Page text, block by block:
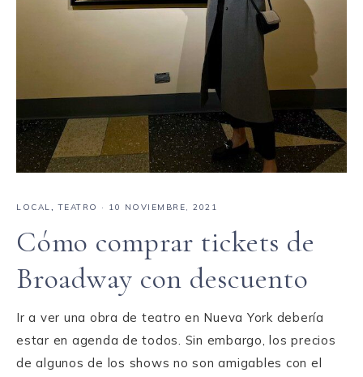
LOCAL,TEATRO · 10 NOVIEMBRE, 2021
Cómo comprar tickets de
Broadway con descuento
Ir a ver una obra de teatro en Nueva York debería
estar en agenda de todos. Sin embargo, los precios
de algunos de los shows no son amigables con el